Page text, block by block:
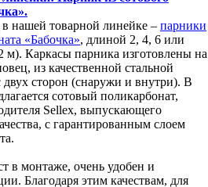
нашей товарной линейке – парники
«Бабочка», длиной 2, 4, 6 или
м). Каркасы парника изготовлены на
из качественной стальной
сторон (снаружи и внутри). В
сотовый поликарбонат,
Sellex, выпускающего
с гарантированным слоем
в монтаже, очень удобен и
Благодаря этим качествам, для